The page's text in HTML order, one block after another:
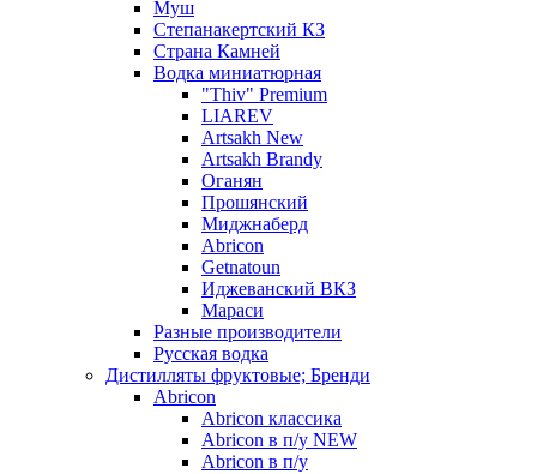
Муш
Степанакертский КЗ
Страна Камней
Водка миниатюрная
"Thiv" Premium
LIAREV
Artsakh New
Artsakh Brandy
Оганян
Прошянский
Миджнаберд
Abricon
Getnatoun
Иджеванский ВКЗ
Мараси
Разные производители
Русская водка
Дистилляты фруктовые; Бренди
Abricon
Abricon классика
Abricon в п/у NEW
Abricon в п/у